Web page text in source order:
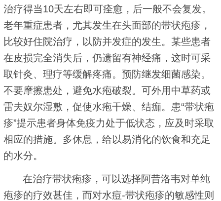
治疗得当10天左右即可痊愈，后一般不会复发。
老年重症患者，尤其发生在头面部的带状疱疹，
比较好住院治疗，以防并发症的发生。某些患者
在皮损完全消失后，仍遗留有神经痛，这时可采
取针灸、理疗等缓解疼痛。预防继发细菌感染。
不要摩擦患处，避免水疱破裂。可外用中草药或
雷夫奴尔湿敷，促使水疱干燥、结痂。患“带状疱
疹”提示患者身体免疫力处于低状态，应及时采取
相应的措施。多休息，给以易消化的饮食和充足
的水分。
在治疗带状疱疹，可以选择阿昔洛韦对单纯
疱疹的疗效甚佳，而对水痘-带状疱疹的敏感性则